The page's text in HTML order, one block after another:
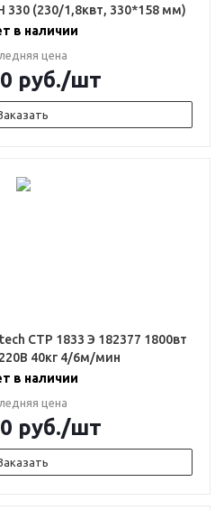
330 (230/1,8квт, 330*158 мм)
в наличии
цена
руб./шт
СТР 1833 Э 182377 1800вт
40кг 4/6м/мин
в наличии
цена
руб./шт